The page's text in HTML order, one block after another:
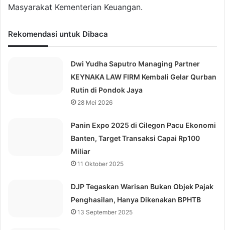
Masyarakat Kementerian Keuangan.
Rekomendasi untuk Dibaca
Dwi Yudha Saputro Managing Partner
KEYNAKA LAW FIRM Kembali Gelar Qurban
Rutin di Pondok Jaya
28 Mei 2026
Panin Expo 2025 di Cilegon Pacu Ekonomi
Banten, Target Transaksi Capai Rp100
Miliar
11 Oktober 2025
DJP Tegaskan Warisan Bukan Objek Pajak
Penghasilan, Hanya Dikenakan BPHTB
13 September 2025